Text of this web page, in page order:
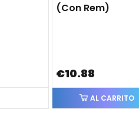
(con Rem)
€10.88
AL CARRITO